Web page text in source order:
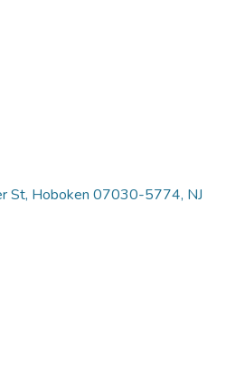
St, Hoboken 07030-5774, NJ